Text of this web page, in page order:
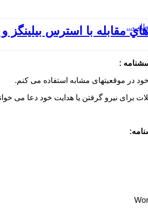
مقابله با استرس
:
در موقعیتهای مشابه استفاده می کنم.
برای نیرو گرفتن یا هدایت خود دعا می